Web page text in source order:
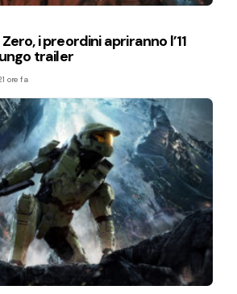
i preordini apriranno l’11
trailer
ore fa